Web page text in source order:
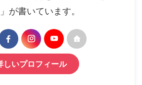
が書いています。
しいプロフィール